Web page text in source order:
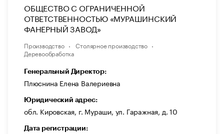
ОБЩЕСТВО С ОГРАНИЧЕННОЙ
ОТВЕТСТВЕННОСТЬЮ «МУРАШИНСКИЙ
ФАНЕРНЫЙ ЗАВОД»
Производство
Столярное производство
Деревообработка
Генеральный Директор:
Плюснина Елена Валериевна
Юридический адрес:
обл. Кировская, г. Мураши, ул. Гаражная, д. 10
Дата регистрации: